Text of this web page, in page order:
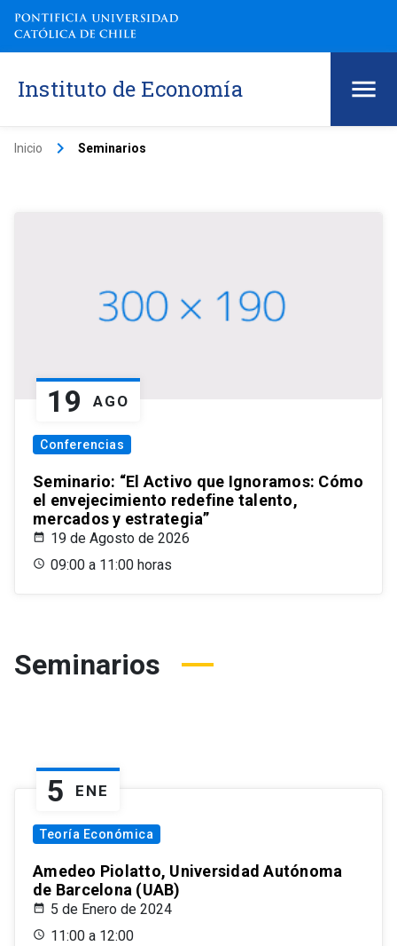
Instituto de Economía
Inicio keyboard_arrow_right Seminarios
19 AGO
Conferencias
Seminario: “El Activo que Ignoramos: Cómo
el envejecimiento redefine talento,
mercados y estrategia”
19 de Agosto de 2026
09:00 a 11:00 horas
Seminarios
5 ENE
Teoría Económica
Amedeo Piolatto, Universidad Autónoma
de Barcelona (UAB)
5 de Enero de 2024
11:00 a 12:00